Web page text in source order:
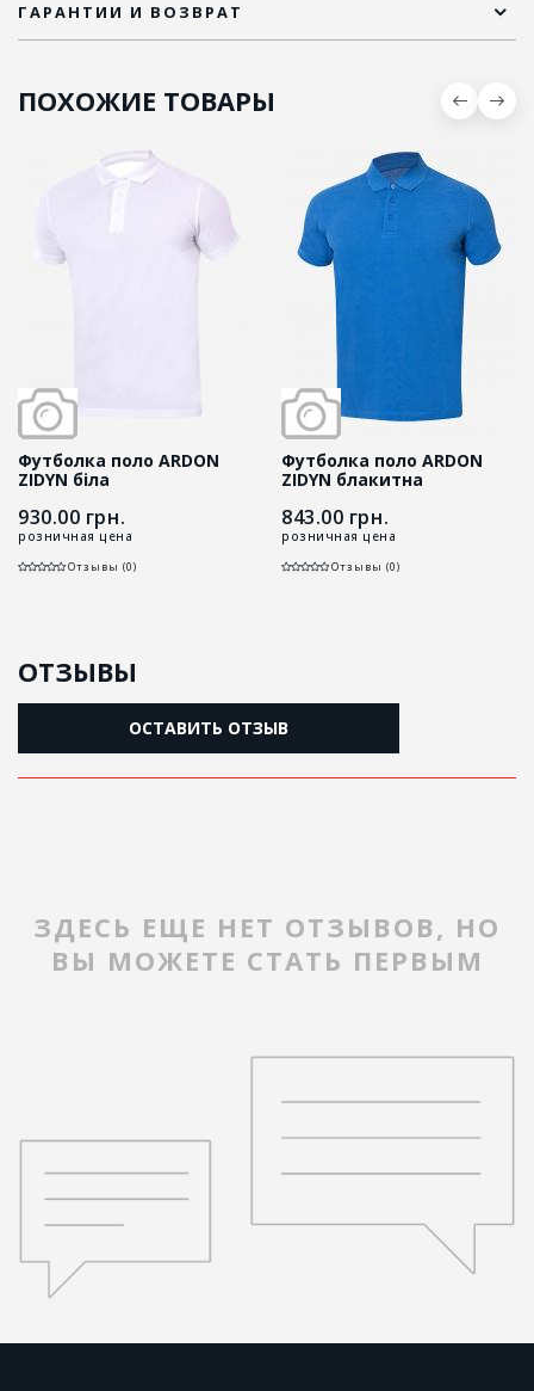
ГАРАНТИИ И ВОЗВРАТ
ПОХОЖИЕ ТОВАРЫ
Футболка поло ARDON
ZIDYN біла
930.00 грн.
розничная цена
Отзывы (0)
Футболка поло ARDON
ZIDYN блакитна
843.00 грн.
розничная цена
Отзывы (0)
ОТЗЫВЫ
ОСТАВИТЬ ОТЗЫВ
ЗДЕСЬ ЕЩЕ НЕТ ОТЗЫВОВ, НО
ВЫ МОЖЕТЕ СТАТЬ ПЕРВЫМ